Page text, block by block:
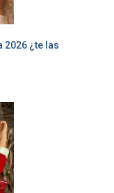
2026 ¿te las